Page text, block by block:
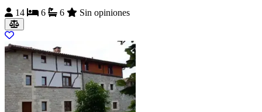
14
6 6 Sin opiniones